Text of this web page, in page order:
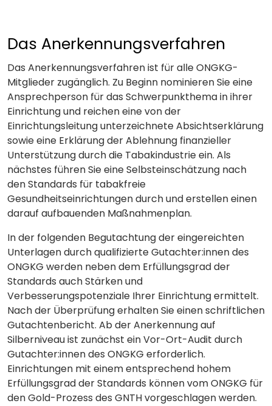
Das Anerkennungsverfahren
Das Anerkennungsverfahren ist für alle ONGKG-
Mitglieder zugänglich. Zu Beginn nominieren Sie eine
Ansprechperson für das Schwerpunkthema in ihrer
Einrichtung und reichen eine von der
Einrichtungsleitung unterzeichnete Absichtserklärung
sowie eine Erklärung der Ablehnung finanzieller
Unterstützung durch die Tabakindustrie ein. Als
nächstes führen Sie eine Selbsteinschätzung nach
den Standards für tabakfreie
Gesundheitseinrichtungen durch und erstellen einen
darauf aufbauenden Maßnahmenplan.
In der folgenden Begutachtung der eingereichten
Unterlagen durch qualifizierte Gutachter:innen des
ONGKG werden neben dem Erfüllungsgrad der
Standards auch Stärken und
Verbesserungspotenziale Ihrer Einrichtung ermittelt.
Nach der Überprüfung erhalten Sie einen schriftlichen
Gutachtenbericht. Ab der Anerkennung auf
Silberniveau ist zunächst ein Vor-Ort-Audit durch
Gutachter:innen des ONGKG erforderlich.
Einrichtungen mit einem entsprechend hohem
Erfüllungsgrad der Standards können vom ONGKG für
den Gold-Prozess des GNTH vorgeschlagen werden.